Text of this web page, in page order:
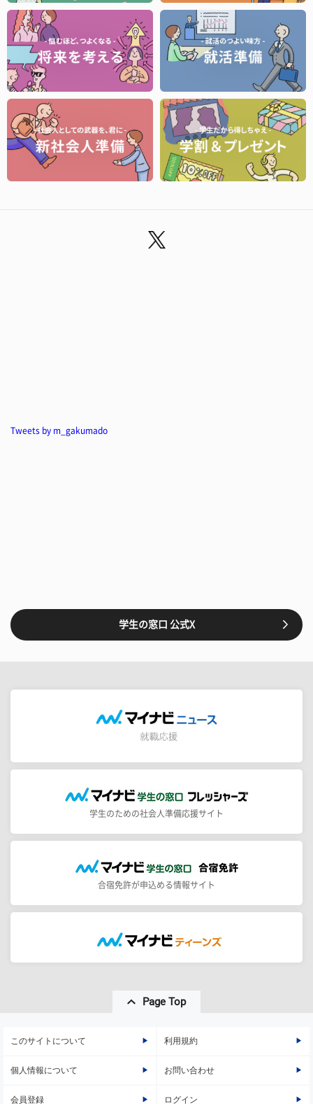
Tweets by m_gakumado
学生の窓口 公式X
学生のための社会人準備応援サイト
合宿免許が申込める情報サイト
Page Top
このサイトについて 利用規約
個人情報について お問い合わせ
会員登録 ログイン